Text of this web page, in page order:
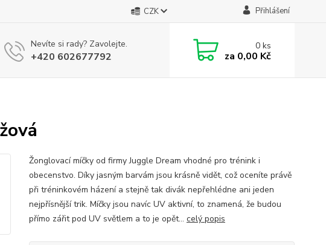
CZK Přihlášení
Nevíte si rady? Zavolejte.
+420 602677792
0ks
za 0,00 Kč
Žonglovací míčky od firmy Juggle Dream vhodné pro trénink i
obecenstvo. Díky jasným barvám jsou krásně vidět, což oceníte právě
při tréninkovém házení a stejně tak divák nepřehlédne ani jeden
nejpřísnější trik. Míčky jsou navíc UV aktivní, to znamená, že budou
přímo zářit pod UV světlem a to je opět... celý popis